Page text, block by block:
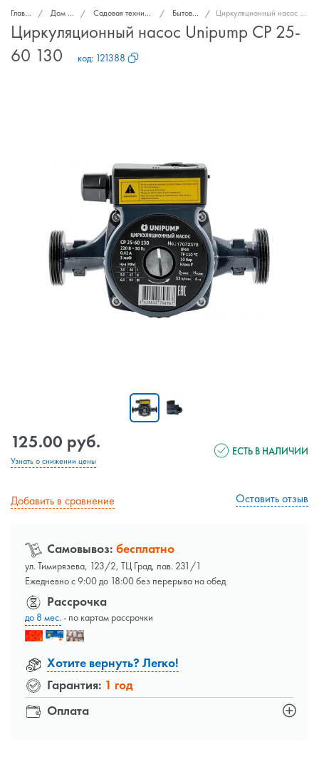
Главная Дом и сад Садовая техника и инструменты Бытовые насосы Циркуляционный насос Unipump CP 25-60 130
Циркуляционный насос Unipump CP 25-
60 130
код: 121388
125.00 руб.
Узнать о снижении цены
ЕСТЬ В НАЛИЧИИ
Добавить в сравнение Оставить отзыв
Самовывоз: бесплатно
ул. Тимирязева, 123/2, ТЦ Град, пав. 231/1
Ежедневно с 9:00 до 18:00 без перерыва на обед
Оплата
Рассрочка
до 8 мес.- по картам рассрочки
Хотите вернуть? Легко!
Гарантия: 1 год